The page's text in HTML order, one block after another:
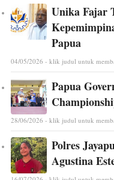
Unika Fajar
Papua
04/05/2026 - klik judul untuk
Papua
28/06/2026 - klik judul untuk
Polres
Agustina